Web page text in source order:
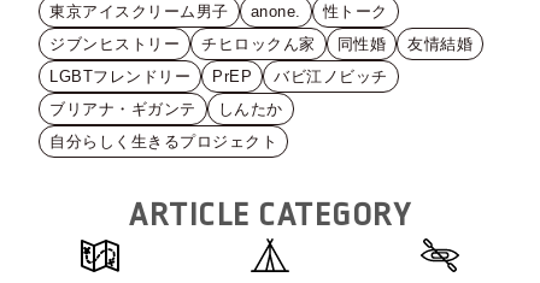
東京アイスクリーム男子
anone.
性トーク
ジブンヒストリー
チヒロックん家 同性婚
友情結婚
LGBTフレンドリー
PrEP
バビ江ノビッチ
ブリアナ・ギガンテ
しんたか
自分らしく生きるプロジェクト
ARTICLE CATEGORY